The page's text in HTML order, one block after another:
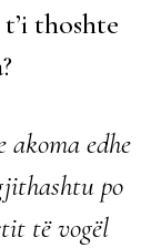
thoshte
akoma edhe
po
të vogël